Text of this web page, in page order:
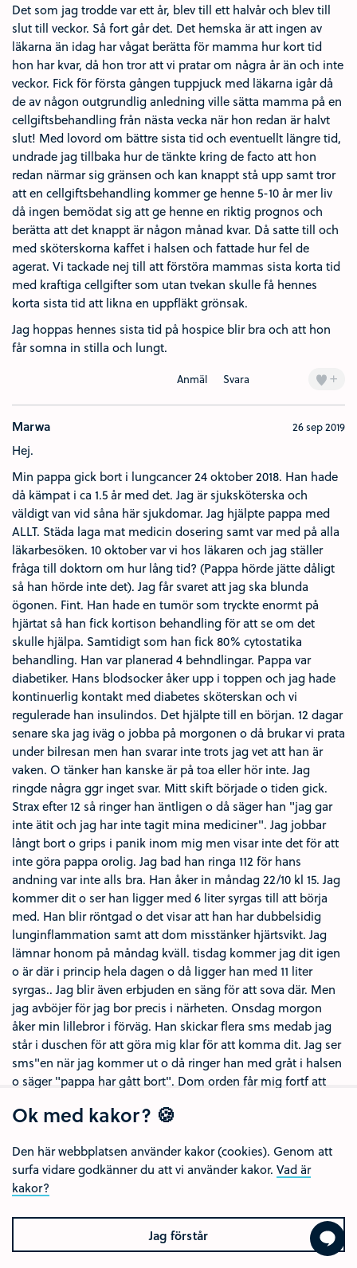
Det som jag trodde var ett år, blev till ett halvår och blev till
slut till veckor. Så fort går det. Det hemska är att ingen av
läkarna än idag har vågat berätta för mamma hur kort tid
hon har kvar, då hon tror att vi pratar om några år än och inte
veckor. Fick för första gången tuppjuck med läkarna igår då
de av någon outgrundlig anledning ville sätta mamma på en
cellgiftsbehandling från nästa vecka när hon redan är halvt
slut! Med lovord om bättre sista tid och eventuellt längre tid,
undrade jag tillbaka hur de tänkte kring de facto att hon
redan närmar sig gränsen och kan knappt stå upp samt tror
att en cellgiftsbehandling kommer ge henne 5-10 år mer liv
då ingen bemödat sig att ge henne en riktig prognos och
berätta att det knappt är någon månad kvar. Då satte till och
med sköterskorna kaffet i halsen och fattade hur fel de
agerat. Vi tackade nej till att förstöra mammas sista korta tid
med kraftiga cellgifter som utan tvekan skulle få hennes
korta sista tid att likna en uppfläkt grönsak.
Jag hoppas hennes sista tid på hospice blir bra och att hon
får somna in stilla och lungt.
Anmäl Svara +
Marwa 26 sep 2019
Hej.
Min pappa gick bort i lungcancer 24 oktober 2018. Han hade
då kämpat i ca 1.5 år med det. Jag är sjuksköterska och
väldigt van vid såna här sjukdomar. Jag hjälpte pappa med
ALLT. Städa laga mat medicin dosering samt var med på alla
läkarbesöken. 10 oktober var vi hos läkaren och jag ställer
fråga till doktorn om hur lång tid? (Pappa hörde jätte dåligt
så han hörde inte det). Jag får svaret att jag ska blunda
ögonen. Fint. Han hade en tumör som tryckte enormt på
hjärtat så han fick kortison behandling för att se om det
skulle hjälpa. Samtidigt som han fick 80% cytostatika
behandling. Han var planerad 4 behndlingar. Pappa var
diabetiker. Hans blodsocker åker upp i toppen och jag hade
kontinuerlig kontakt med diabetes sköterskan och vi
regulerade han insulindos. Det hjälpte till en början. 12 dagar
senare ska jag iväg o jobba på morgonen o då brukar vi prata
under bilresan men han svarar inte trots jag vet att han är
vaken. O tänker han kanske är på toa eller hör inte. Jag
ringde några ggr inget svar. Mitt skift började o tiden gick.
Strax efter 12 så ringer han äntligen o då säger han "jag gar
inte ätit och jag har inte tagit mina mediciner". Jag jobbar
långt bort o grips i panik inom mig men visar inte det för att
inte göra pappa orolig. Jag bad han ringa 112 för hans
andning var inte alls bra. Han åker in måndag 22/10 kl 15. Jag
kommer dit o ser han ligger med 6 liter syrgas till att börja
med. Han blir röntgad o det visar att han har dubbelsidig
lunginflammation samt att dom misstänker hjärtsvikt. Jag
lämnar honom på måndag kväll. tisdag kommer jag dit igen
o är där i princip hela dagen o då ligger han med 11 liter
syrgas.. Jag blir även erbjuden en säng för att sova där. Men
jag avböjer för jag bor precis i närheten. Onsdag morgon
åker min lillebror i förväg. Han skickar flera sms medab jag
står i duschen för att göra mig klar för att komma dit. Jag ser
sms"en när jag kommer ut o då ringer han med gråt i halsen
o säger "pappa har gått bort". Dom orden får mig fortf att
han död. Jag är sjuksköterska. Hur kunde jag inte se han
kunnat rädda honom. Men han visade INGA tecken på
infektion i kroppen. Hans blodsocker var högt pga kortison.
Han andades dåligt pga KOL (glömt att nämna) samt att
pappa. Min sparringspartner. Han fanns där alltid för mig i
vått o torrt. Vi hade ett väldigt speciellt band som inte går att
Ok med kakor? 🍪
Den här webbplatsen använder kakor (cookies). Genom att
surfa vidare godkänner du att vi använder kakor. Vad är
kakor?
Jag förstår